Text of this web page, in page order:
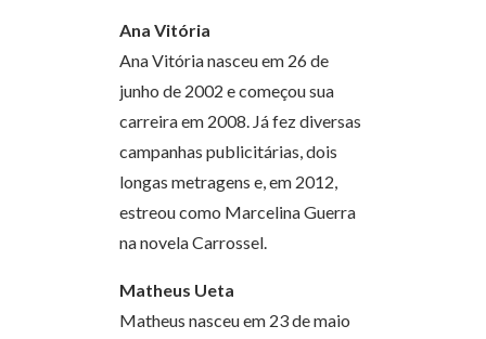
Ana Vitória
Ana Vitória nasceu em 26 de
junho de 2002 e começou sua
carreira em 2008. Já fez diversas
campanhas publicitárias, dois
longas metragens e, em 2012,
estreou como Marcelina Guerra
na novela Carrossel.
Matheus Ueta
Matheus nasceu em 23 de maio